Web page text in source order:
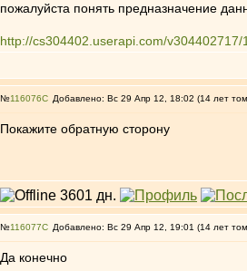
пожалуйста понять предназначение
http://cs304402.userapi.com/v304402717/
№116076 Добавлено: Вс 29 Апр 12, 18:02 (14 лет
Покажите обратную сторону
№116077 Добавлено: Вс 29 Апр 12, 19:01 (14 лет
Да конечно